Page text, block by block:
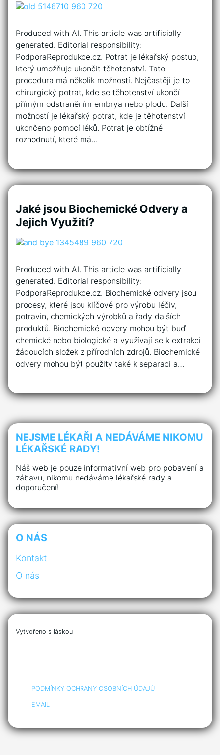
Produced with AI. This article was artificially
generated. Editorial responsibility:
PodporaReprodukce.cz. Potrat je lékařský postup,
který umožňuje ukončit těhotenství. Tato
procedura má několik možností. Nejčastěji je to
chirurgický potrat, kde se těhotenství ukončí
přímým odstraněním embrya nebo plodu. Další
možností je lékařský potrat, kde je těhotenství
ukončeno pomocí léků. Potrat je obtížné
rozhodnutí, které má…
Jaké jsou Biochemické Odvery a
Jejich Využití?
Produced with AI. This article was artificially
generated. Editorial responsibility:
PodporaReprodukce.cz. Biochemické odvery jsou
procesy, které jsou klíčové pro výrobu léčiv,
potravin, chemických výrobků a řady dalších
produktů. Biochemické odvery mohou být buď
chemické nebo biologické a využívají se k extrakci
žádoucích složek z přírodních zdrojů. Biochemické
odvery mohou být použity také k separaci a…
NEJSME LÉKAŘI A NEDÁVÁME NIKOMU
LÉKAŘSKÉ RADY!
Náš web je pouze informativní web pro pobavení a
zábavu, nikomu nedáváme lékařské rady a
doporučení!
O NÁS
Kontakt
O nás
Vytvořeno s láskou
PODMÍNKY OCHRANY OSOBNÍCH ÚDAJŮ
EMAIL